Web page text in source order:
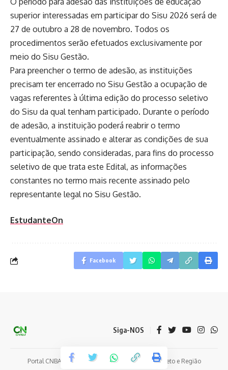
superior interessadas em participar do Sisu 2026 será de
27 de outubro a 28 de novembro. Todos os
procedimentos serão efetuados exclusivamente por
meio do Sisu Gestão.
Para preencher o termo de adesão, as instituições
precisam ter encerrado no Sisu Gestão a ocupação de
vagas referentes à última edição do processo seletivo
do Sisu da qual tenham participado. Durante o período
de adesão, a instituição poderá reabrir o termo
eventualmente assinado e alterar as condições de sua
participação, sendo consideradas, para fins do processo
seletivo de que trata este Edital, as informações
constantes no termo mais recente assinado pelo
representante legal no Sisu Gestão.
EstudanteOn
Facebook
Siga-NOS
Portal CNBAMBU - Notícias e Eventos de Coelho Neto e Região